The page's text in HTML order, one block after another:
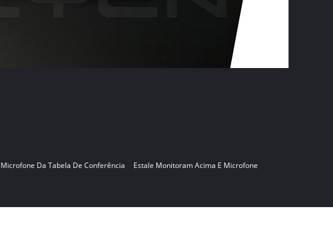
Microfone Da Tabela De Conferência Estale Monitoram Acima E Microfone